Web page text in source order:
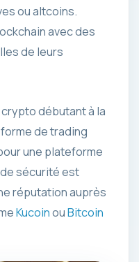
ou altcoins.
avec des
de leurs
débutant à la
de trading
une plateforme
sécurité est
réputation auprès
KucoinouBitcoin